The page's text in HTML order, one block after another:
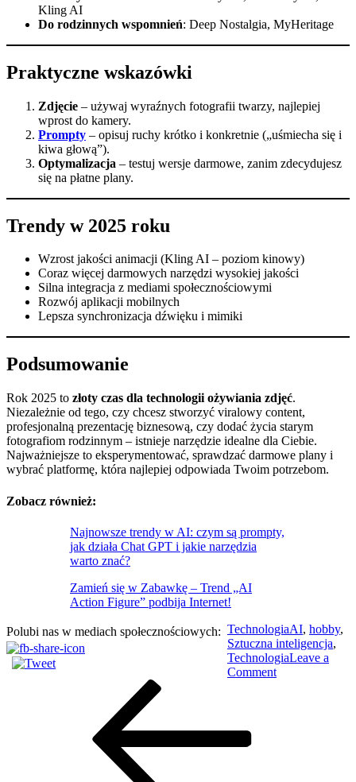
Kling AI
Do rodzinnych wspomnień: Deep Nostalgia, MyHeritage
Praktyczne wskazówki
Zdjęcie – używaj wyraźnych fotografii twarzy, najlepiej
wprost do kamery.
Prompty – opisuj ruchy krótko i konkretnie („uśmiecha się i
kiwa głową”).
Optymalizacja – testuj wersje darmowe, zanim zdecydujesz
się na płatne plany.
Trendy w 2025 roku
Wzrost jakości animacji (Kling AI – poziom kinowy)
Coraz więcej darmowych narzędzi wysokiej jakości
Silna integracja z mediami społecznościowymi
Rozwój aplikacji mobilnych
Lepsza synchronizacja dźwięku i mimiki
Podsumowanie
Rok 2025 to złoty czas dla technologii ożywiania zdjęć.
Niezależnie od tego, czy chcesz stworzyć viralowy content,
profesjonalną prezentację biznesową, czy dodać życia starym
fotografiom rodzinnym – istnieje narzędzie idealne dla Ciebie.
Najważniejsze to eksperymentować, sprawdzać darmowe plany i
wybrać platformę, która najlepiej odpowiada Twoim potrzebom.
Zobacz również:
Najnowsze trendy w AI: czym są prompty,
jak działa Chat GPT i jakie narzędzia
warto znać?
Zamień się w Zabawkę – Trend „AI
Action Figure” podbija Internet!
Polubi nas w mediach społecznościowych: TechnologiaAI, hobby,
Sztuczna inteligencja,
TechnologiaLeave a
Commenton